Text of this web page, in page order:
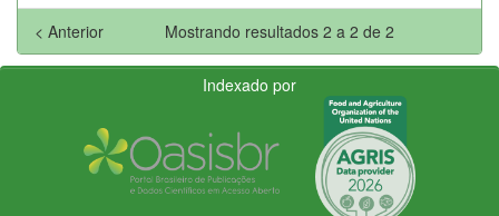
Mostrando resultados 2 a 2 de 2
< Anterior
Indexado por